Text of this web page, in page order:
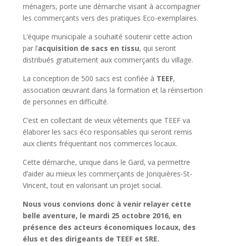
ménagers, porte une démarche visant à accompagner
les commerçants vers des pratiques Eco-exemplaires.
L’équipe municipale a souhaité soutenir cette action
par l’acquisition de sacs en tissu, qui seront
distribués gratuitement aux commerçants du village.
La conception de 500 sacs est confiée à TEEF,
association œuvrant dans la formation et la réinsertion
de personnes en difficulté.
C’est en collectant de vieux vêtements que TEEF va
élaborer les sacs éco responsables qui seront remis
aux clients fréquentant nos commerces locaux.
Cette démarche, unique dans le Gard, va permettre
d’aider au mieux les commerçants de Jonquières-St-
Vincent, tout en valorisant un projet social.
Nous vous convions donc à venir relayer cette
belle aventure, le mardi 25 octobre 2016, en
présence des acteurs économiques locaux, des
élus et des dirigeants de TEEF et SRE.